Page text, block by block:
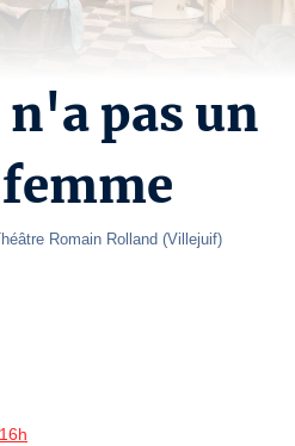
pas un
Romain Rolland (Villejuif)